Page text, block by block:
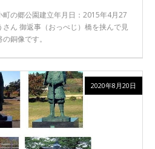
の郷公園建立年月日：2015年4月27
ん 御返事（おっぺじ）橋を挟んで見
銅像です。
2020年8月20日